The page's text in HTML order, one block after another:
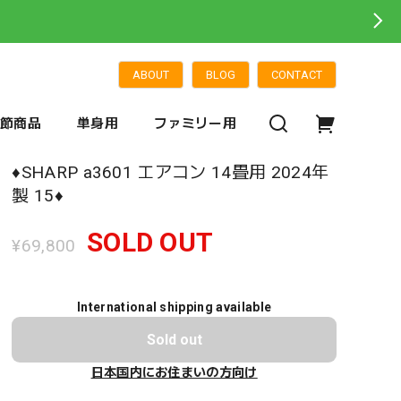
ABOUT BLOG CONTACT
商品 単身用 ファミリー用
♦️SHARP a3601 エアコン 14畳用 2024年
製 15♦️
¥69,800 SOLD OUT
International shipping available
Sold out
日本国内にお住まいの方向け